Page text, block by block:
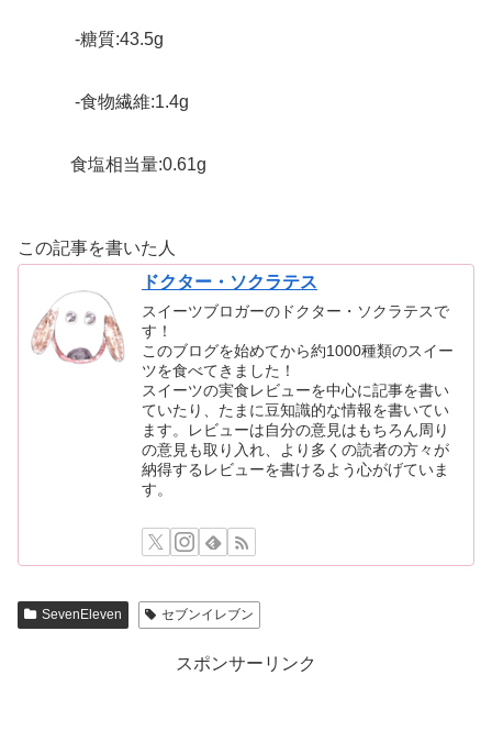
-糖質:43.5g
-食物繊維:1.4g
食塩相当量:0.61g
この記事を書いた人
ドクター・ソクラテス
スイーツブロガーのドクター・ソクラテスで
す！
このブログを始めてから約1000種類のスイー
ツを食べてきました！
スイーツの実食レビューを中心に記事を書い
ていたり、たまに豆知識的な情報を書いてい
ます。レビューは自分の意見はもちろん周り
の意見も取り入れ、より多くの読者の方々が
納得するレビューを書けるよう心がげていま
す。
SevenEleven セブンイレブン
スポンサーリンク